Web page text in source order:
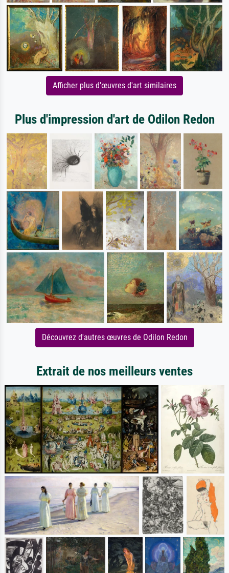
Afficher plus d'œuvres d'art similaires
Plus d'impression d'art de Odilon Redon
Découvrez d'autres œuvres de Odilon Redon
Extrait de nos meilleurs ventes